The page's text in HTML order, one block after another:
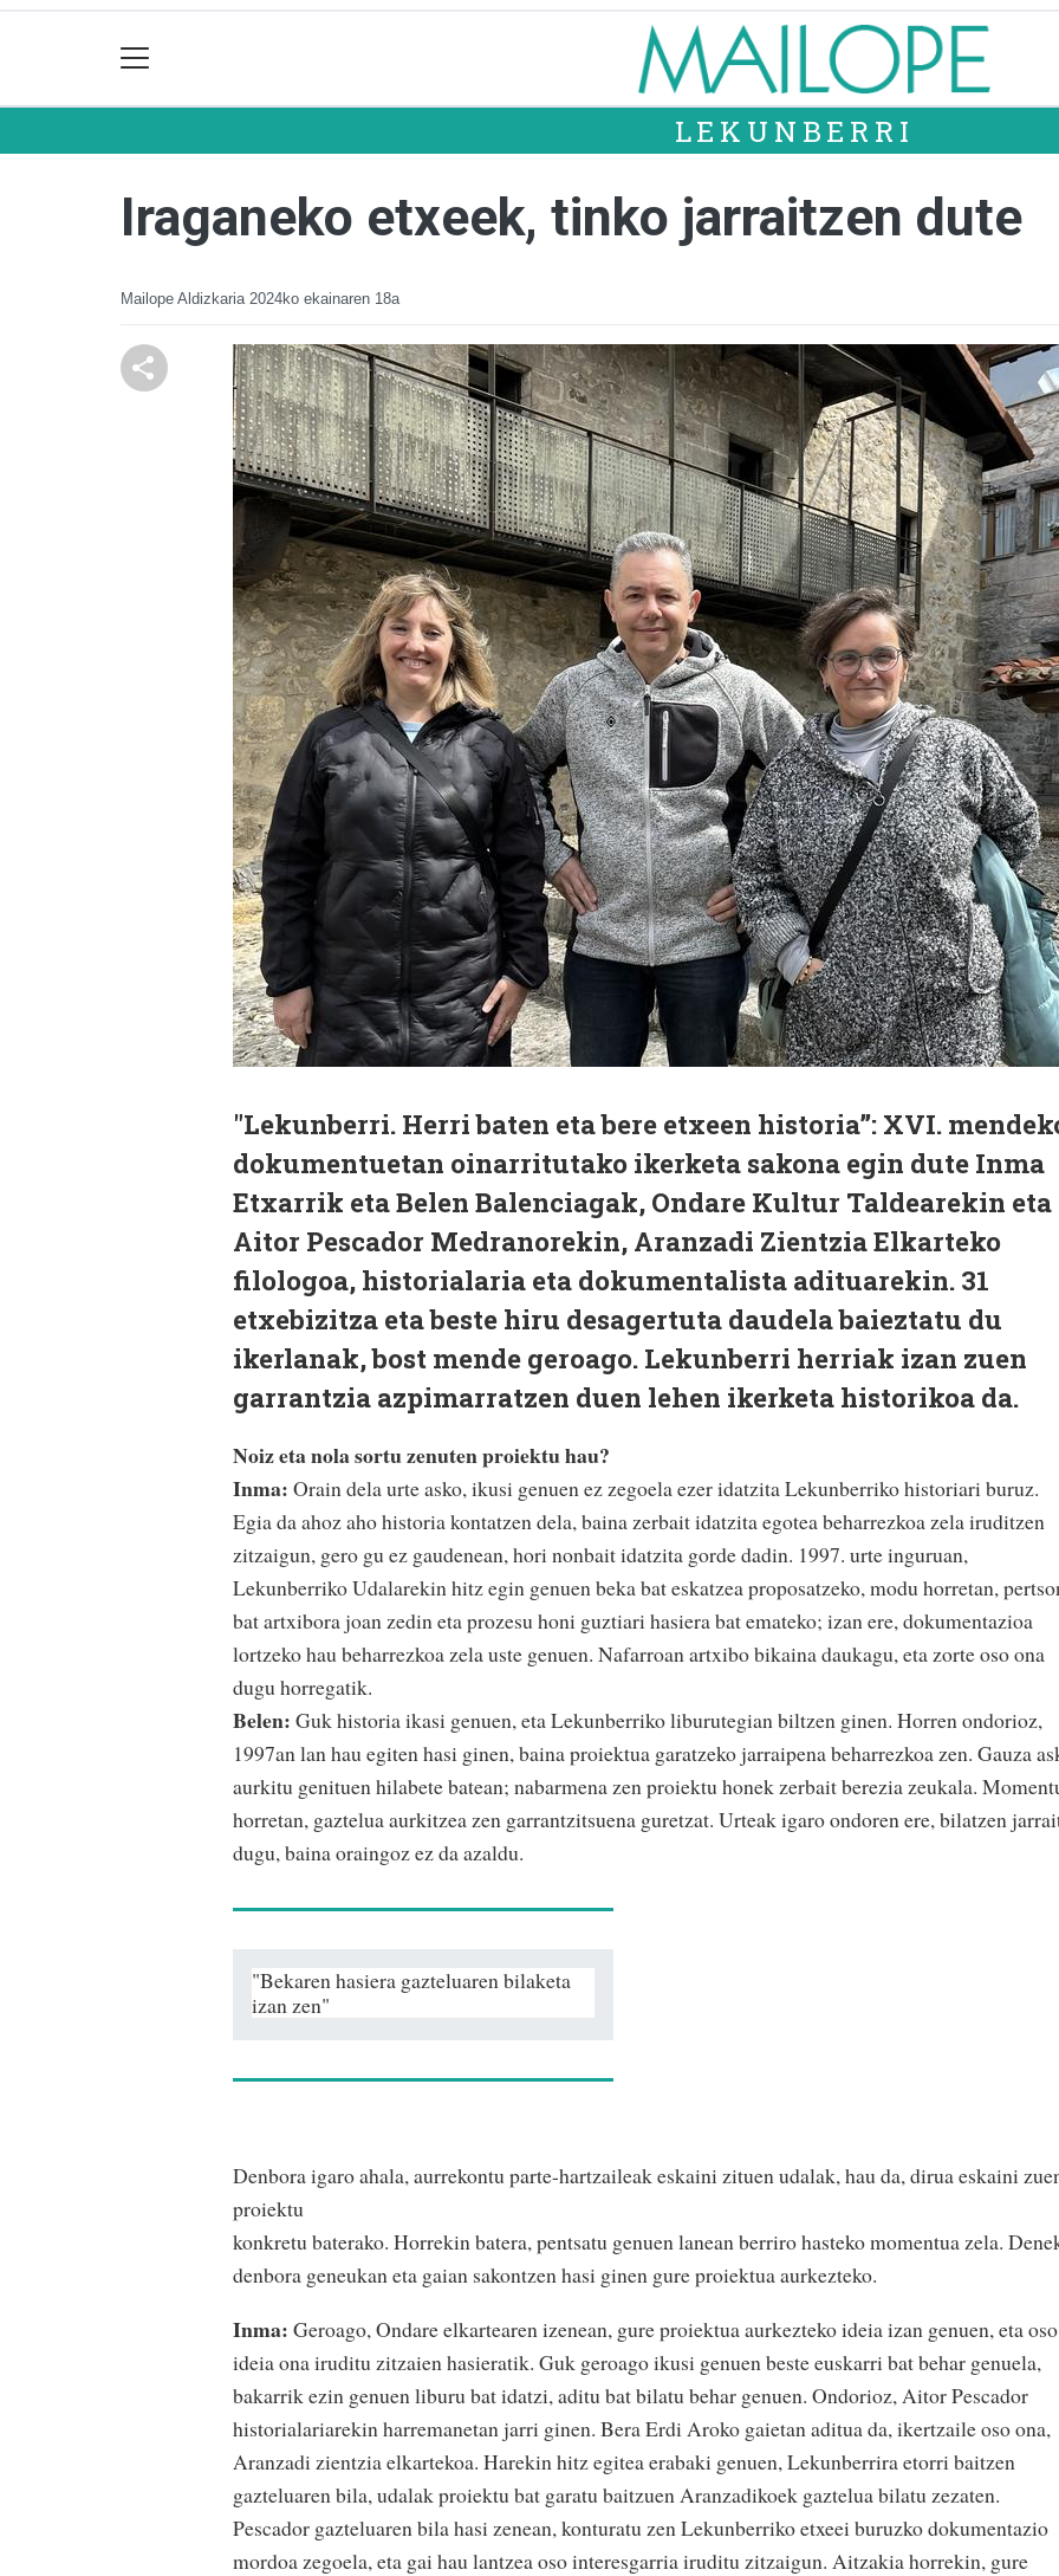
LEKUNBERRI
Iraganeko etxeek, tinko jarraitzen dute
Mailope Aldizkaria 2024ko ekainaren 18a
"Lekunberri. Herri baten eta bere etxeen historia”: XVI.
dokumentuetan oinarritutako ikerketa sakona egin dute Inma
Etxarrik eta Belen Balenciagak, Ondare Kultur Taldearekin eta
Aitor Pescador Medranorekin, Aranzadi Zientzia Elkarteko
filologoa, historialaria eta dokumentalista adituarekin. 31
etxebizitza eta beste hiru desagertuta daudela baieztatu du
ikerlanak, bost mende geroago. Lekunberri herriak izan zuen
garrantzia azpimarratzen duen lehen ikerketa historikoa da.
Noiz eta nola sortu zenutenproiektu hau?
Inma: Orain dela urte asko, ikusi genuen ez zegoela ezer idatzita Lekunberriko historiari buruz.
Egia da ahoz aho historia kontatzen dela, baina zerbait idatzita egotea beharrezkoa zela iruditzen
zitzaigun, gero gu ez gaudenean, hori nonbait idatzita gorde dadin. 1997. urte inguruan,
Lekunberriko Udalarekin hitz egin genuen beka bat eskatzea proposatzeko, modu horretan,
bat artxibora joan zedin eta prozesu honi guztiari hasiera bat emateko; izan ere, dokumentazioa
lortzeko hau beharrezkoa zela uste genuen. Nafarroan artxibo bikaina daukagu, eta zorte oso ona
dugu horregatik.
Belen: Guk historia ikasi genuen, eta Lekunberriko liburutegian biltzen ginen. Horren ondorioz,
1997an lan hau egiten hasi ginen, baina proiektua garatzeko jarraipena beharrezkoa zen. Gauza
aurkitu genituen hilabete batean; nabarmena zen proiektu honek zerbait berezia zeukala.
horretan, gaztelua aurkitzea zen garrantzitsuena guretzat. Urteak igaro ondoren ere, bilatzen
dugu, baina oraingoz ez da azaldu.
"Bekaren hasiera gazteluaren bilaketa
izan zen"
Denbora igaro ahala, aurrekontu parte-hartzaileak eskaini zituen udalak, hau da, dirua eskaini
proiektu
konkretu baterako. Horrekin batera, pentsatu genuen lanean berriro hasteko momentua zela.
denbora geneukan eta gaian sakontzen hasi ginen gure proiektua aurkezteko.
Inma: Geroago, Ondare elkartearen izenean, gure proiektua aurkezteko ideia izan genuen, eta oso
ideia ona iruditu zitzaien hasieratik. Guk geroago ikusi genuen beste euskarri bat behar genuela,
bakarrik ezin genuen liburu bat idatzi, aditu bat bilatu behar genuen. Ondorioz, Aitor Pescador
historialariarekin harremanetan jarri ginen. Bera Erdi Aroko gaietan aditua da, ikertzaile oso ona,
Aranzadi zientzia elkartekoa. Harekin hitz egitea erabaki genuen, Lekunberrira etorri baitzen
gazteluaren bila, udalak proiektu bat garatu baitzuen Aranzadikoek gaztelua bilatu zezaten.
Pescador gazteluaren bila hasi zenean, konturatu zen Lekunberriko etxeei buruzko dokumentazio
mordoa zegoela, eta gai hau lantzea oso interesgarria iruditu zitzaigun. Aitzakia horrekin, gure